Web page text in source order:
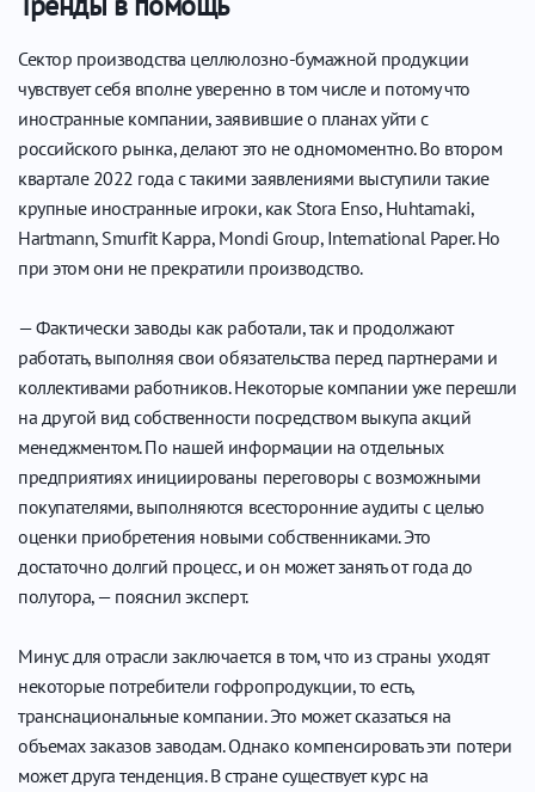
Сектор производства целлюлозно-бумажной продукции
чувствует себя вполне уверенно в том числе и потому что
иностранные компании, заявившие о планах уйти с
российского рынка, делают это не одномоментно. Во втором
квартале 2022 года с такими заявлениями выступили такие
крупные иностранные игроки, как Stora Enso, Huhtamaki,
Hartmann, Smurfit Kappa, Mondi Group, International Paper. Но
при этом они не прекратили производство.
— Фактически заводы как работали, так и продолжают
работать, выполняя свои обязательства перед партнерами и
коллективами работников. Некоторые компании уже перешли
на другой вид собственности посредством выкупа акций
менеджментом. По нашей информации на отдельных
предприятиях инициированы переговоры с возможными
покупателями, выполняются всесторонние аудиты с целью
оценки приобретения новыми собственниками. Это
достаточно долгий процесс, и он может занять от года до
полутора, — пояснил эксперт.
Минус для отрасли заключается в том, что из страны уходят
некоторые потребители гофропродукции, то есть,
транснациональные компании. Это может сказаться на
объемах заказов заводам. Однако компенсировать эти потери
может друга тенденция. В стране существует курс на